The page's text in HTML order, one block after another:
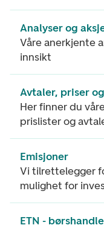
Analyser og
Våre anerkjente
innsikt
Avtaler, priser
Her finner du
prislister og
Emisjoner
Vi tilrettelegger
mulighet for
ETN -